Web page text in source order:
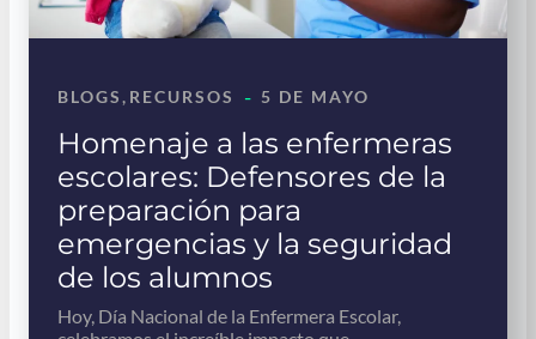
Homenaje a las enfermeras
escolares: Defensores de la
preparación para
emergencias y la seguridad
de los alumnos
BLOGS, RECURSOS - 5 DE MAYO
Hoy, Día Nacional de la Enfermera Escolar,